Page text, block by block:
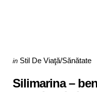
Categories
Posted
in Stil De Viaţă/Sănătate
Silimarina –